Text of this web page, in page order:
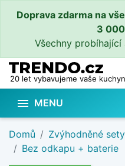
Doprava zdarma na
3
Všechny probíhající
20 let vybavujeme vaše
 MENU
Domů Zvýhodněné sety
Bez odkapu + baterie